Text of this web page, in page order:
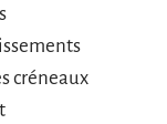
créneaux